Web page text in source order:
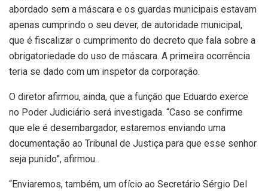
abordado sem a máscara e os guardas municipais estavam
apenas cumprindo o seu dever, de autoridade municipal,
que é fiscalizar o cumprimento do decreto que fala sobre a
obrigatoriedade do uso de máscara. A primeira ocorrência
teria se dado com um inspetor da corporação.
O diretor afirmou, ainda, que a função que Eduardo exerce
no Poder Judiciário será investigada. “Caso se confirme
que ele é desembargador, estaremos enviando uma
documentação ao Tribunal de Justiça para que esse senhor
seja punido”, afirmou.
“Enviaremos, também, um ofício ao Secretário Sérgio Del